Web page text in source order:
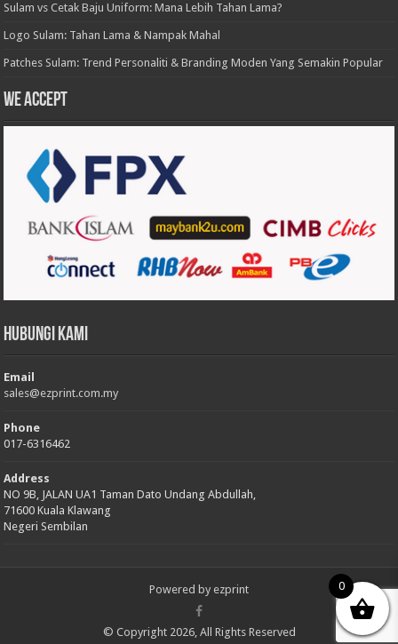
Sulam vs Cetak Baju Uniform: Mana Lebih Tahan Lama?
Logo Sulam: Tahan Lama & Nampak Mahal
Patches Sulam: Trend Personaliti & Branding Moden Yang Semakin Popular
We accept
Hubungi Kami
Email
sales@ezprint.com.my
Phone
017-6316462
Address
NO 9B, JALAN UA1 Taman Dato Undang Abdullah,
71600 Kuala Klawang
Negeri Sembilan
Powered by ezprint
© Copyright 2026, All Rights Reserved
0